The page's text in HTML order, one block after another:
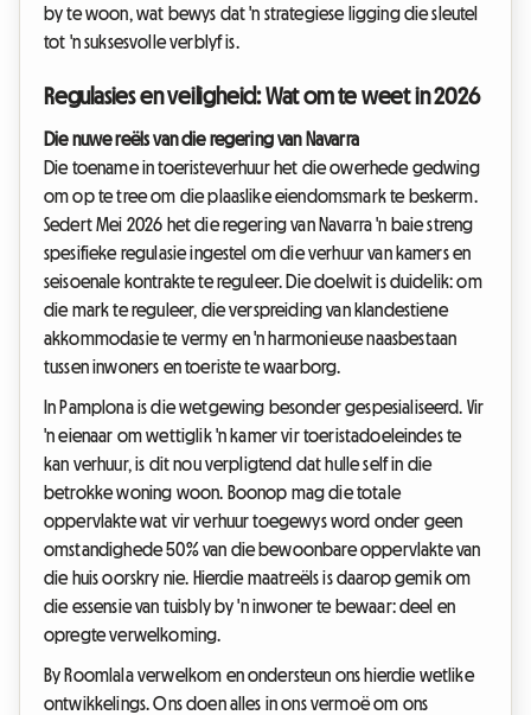
by te woon, wat bewys dat 'n strategiese ligging die sleutel
tot 'n suksesvolle verblyf is.
Regulasies en veiligheid: Wat om te weet in 2026
Die nuwe reëls van die regering van Navarra
Die toename in toeristeverhuur het die owerhede gedwing
om op te tree om die plaaslike eiendomsmark te beskerm.
Sedert Mei 2026 het die regering van Navarra 'n baie streng
spesifieke regulasie ingestel om die verhuur van kamers en
seisoenale kontrakte te reguleer. Die doelwit is duidelik: om
die mark te reguleer, die verspreiding van klandestiene
akkommodasie te vermy en 'n harmonieuse naasbestaan
tussen inwoners en toeriste te waarborg.
In Pamplona is die wetgewing besonder gespesialiseerd. Vir
'n eienaar om wettiglik 'n kamer vir toeristadoeleindes te
kan verhuur, is dit nou verpligtend dat hulle self in die
betrokke woning woon. Boonop mag die totale
oppervlakte wat vir verhuur toegewys word onder geen
omstandighede 50% van die bewoonbare oppervlakte van
die huis oorskry nie. Hierdie maatreëls is daarop gemik om
die essensie van tuisbly by 'n inwoner te bewaar: deel en
opregte verwelkoming.
By Roomlala verwelkom en ondersteun ons hierdie wetlike
ontwikkelings. Ons doen alles in ons vermoë om ons